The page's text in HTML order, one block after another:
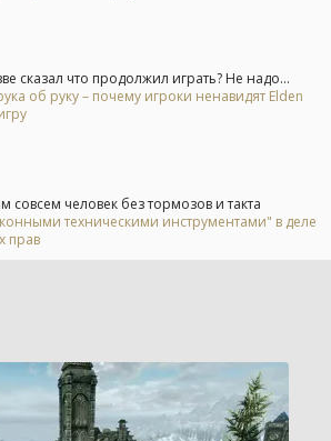
сказал что продолжил играть? Не надо...
об руку – почему игроки ненавидят Elden
совсем человек без тормозов и такта
техническими инструментами" в деле
прав